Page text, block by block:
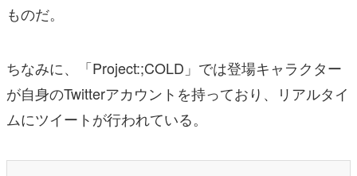
ものだ。
ちなみに、「Project:;COLD」では登場キャラクター
が自身のTwitterアカウントを持っており、リアルタイ
ムにツイートが行われている。